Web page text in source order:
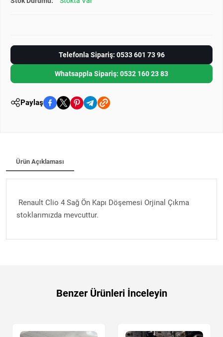
Telefonla Sipariş: 0533 601 73 96
Whatsappla Sipariş: 0532 160 23 83
Paylaş
Ürün Açıklaması
Renault Clio 4 Sağ Ön Kapı Döşemesi Orjinal Çıkma
stoklarımızda mevcuttur.
Benzer Ürünleri İnceleyin